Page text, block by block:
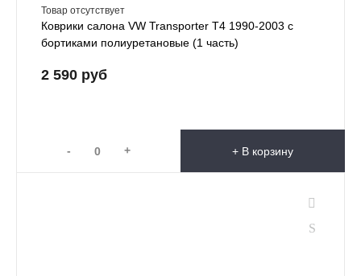
Товар отсутствует
Коврики салона VW Transporter T4 1990-2003 с
бортиками полиуретановые (1 часть)
2 590 руб
- + + В корзину